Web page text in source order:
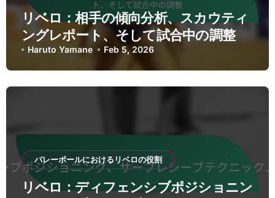
リベロ：相手の傾向分析、スカウティ
ングレポート、そして試合中の調整
Haruto Yamane Feb 5, 2026
バレーボールにおけるリベロの役割
リベロ：ディフェンシブポジショニン